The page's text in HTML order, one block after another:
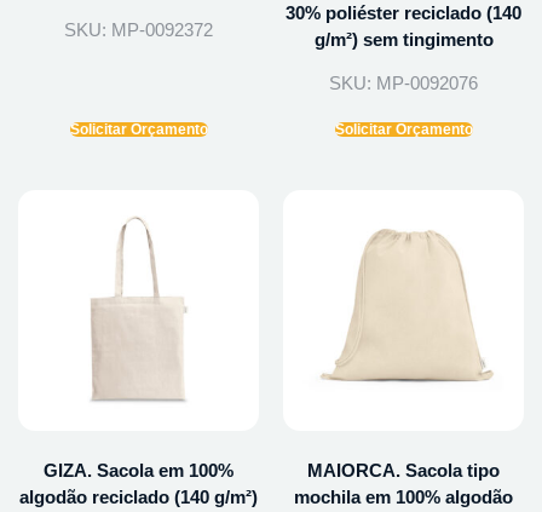
SKU: MP-0092372
Solicitar Orçamento
30% poliéster reciclado (140
g/m²) sem tingimento
SKU: MP-0092076
Solicitar Orçamento
GIZA. Sacola em 100%
algodão reciclado (140 g/m²)
MAIORCA. Sacola tipo
mochila em 100% algodão